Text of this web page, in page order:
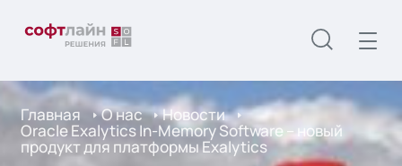
Главная О нас Новости
Oracle Exalytics In-Memory Software – новый
продукт для платформы Exalytics